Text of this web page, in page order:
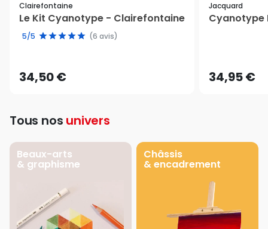
Clairefontaine
Le Kit Cyanotype - Clairefontaine
5/5 (6 avis)
34,50 €
Jacquard
Cyanotype
34,95 €
Tous nos univers
Beaux-arts
& graphisme
Châssis
& encadrement